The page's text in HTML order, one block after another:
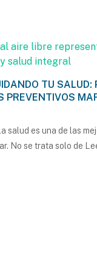
TU SALUD:
PREVENTIVOS
salud es una de las
No se trata solo de